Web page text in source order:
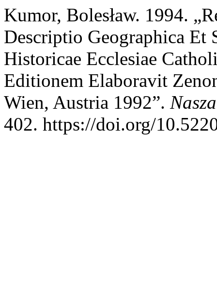
Kumor, Bolesław. 1994.
Descriptio Geographica Et
Historicae Ecclesiae
Editionem Elaboravit
Wien, Austria 1992”.
402. https://doi.org/